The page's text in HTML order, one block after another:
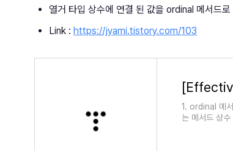
열거 타입 상수에 연결 된 값을 ordinal 메서드
Link : https://jyami.tistory.com/103
1. ordinal 메
는 메서드 상